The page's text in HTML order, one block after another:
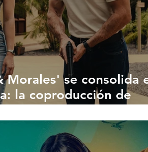
Morales' se consolida
la coproducción de